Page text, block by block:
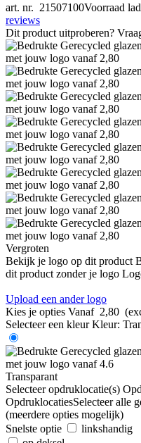
art. nr. 21507100Voorraad
reviews
Dit product uitproberen?
Vergroten
Bekijk je logo op dit product
dit product zonder je logo
Upload een ander logo
Kies je opties Vanaf 2,80
Selecteer een kleur Kleur:
Transparant
Selecteer opdruklocatie(s)
OpdruklocatiesSelecteer alle
(meerdere opties mogelijk)
Snelste optie
linkshandig